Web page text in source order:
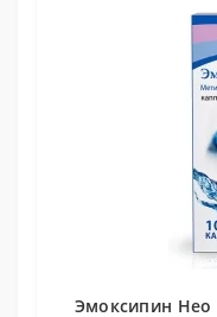
Эмоксипин Нео